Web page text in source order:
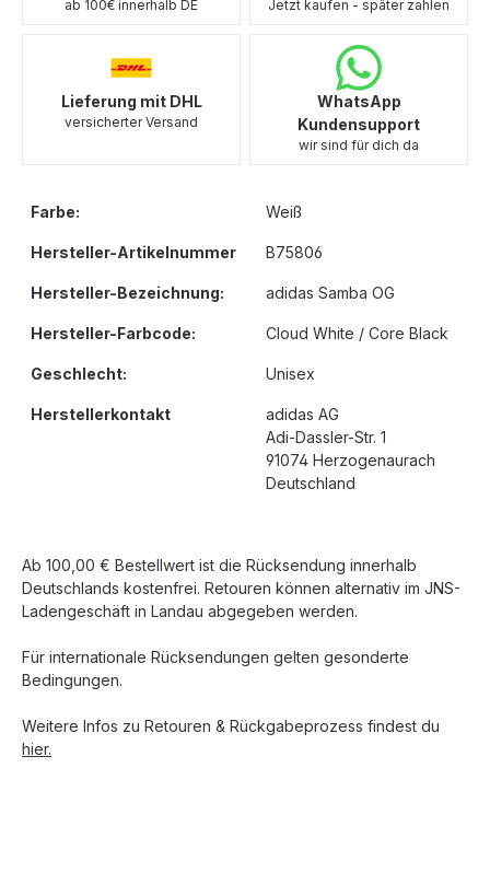
ab 100€ innerhalb DE Jetzt kaufen - später zahlen
Lieferung mit DHL
versicherter Versand
WhatsApp
Kundensupport
wir sind für dich da
Farbe: Weiß
Hersteller-Artikelnummer B75806
Hersteller-Bezeichnung: adidas Samba OG
Hersteller-Farbcode: Cloud White / Core Black
Geschlecht: Unisex
Herstellerkontakt
adidas AG
Adi-Dassler-Str. 1
91074 Herzogenaurach
Deutschland
Ab 100,00 € Bestellwert ist die Rücksendung innerhalb
Deutschlands kostenfrei. Retouren können alternativ im JNS-
Ladengeschäft in Landau abgegeben werden.
Für internationale Rücksendungen gelten gesonderte
Bedingungen.
Weitere Infos zu Retouren & Rückgabeprozess findest du
hier.